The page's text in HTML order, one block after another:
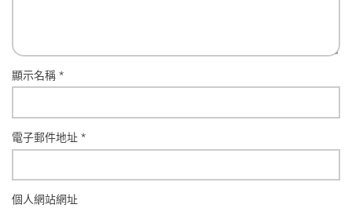
顯示名稱*
電子郵件地址*
個人網站網址